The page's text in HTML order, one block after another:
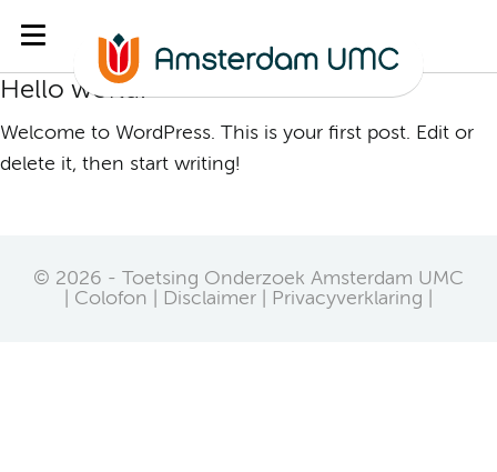
Hello world!
Welcome to WordPress. This is your first post. Edit or
delete it, then start writing!
© 2026 - Toetsing Onderzoek Amsterdam UMC
Colofon Disclaimer Privacyverklaring